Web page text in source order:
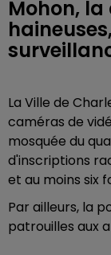
Mohon,
La Ville de
caméras de
mosquée du
d'inscriptions
et au moins six
Par ailleurs, la
patrouilles aux